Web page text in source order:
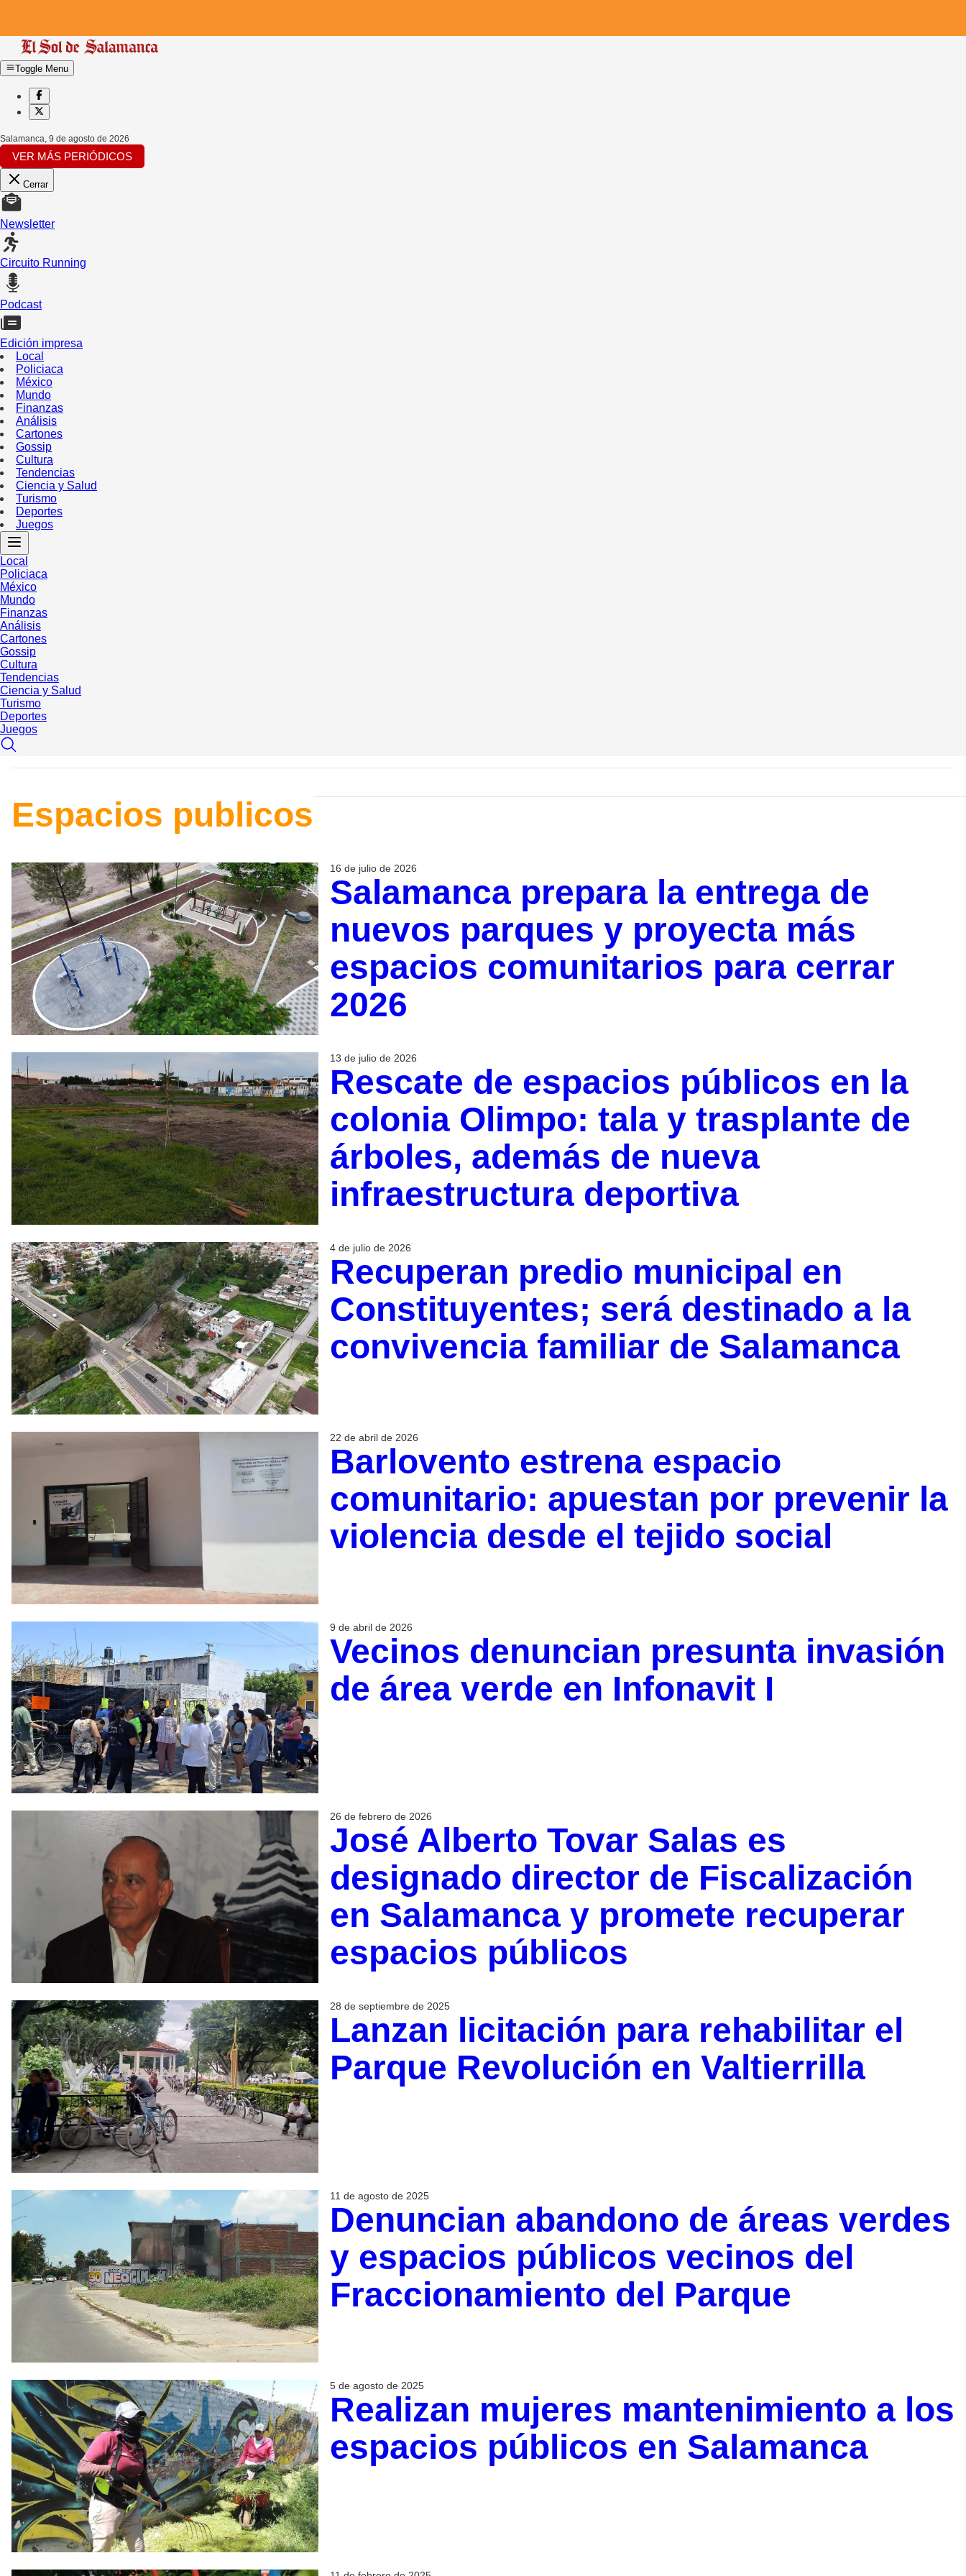
Toggle Menu
Salamanca, 9 de agosto de 2026
VER MÁS PERIÓDICOS
Cerrar
Newsletter
Circuito Running
Podcast
Edición impresa
Local
Policiaca
México
Mundo
Finanzas
Análisis
Cartones
Gossip
Cultura
Tendencias
Ciencia y Salud
Turismo
Deportes
Juegos
Local
Policiaca
México
Mundo
Finanzas
Análisis
Cartones
Gossip
Cultura
Tendencias
Ciencia y Salud
Turismo
Deportes
Juegos
Espacios publicos
16 de julio de 2026
Salamanca prepara la entrega de
nuevos parques y proyecta más
espacios comunitarios para cerrar
2026
13 de julio de 2026
Rescate de espacios públicos en la
colonia Olimpo: tala y trasplante de
árboles, además de nueva
infraestructura deportiva
4 de julio de 2026
Recuperan predio municipal en
Constituyentes; será destinado a la
convivencia familiar de Salamanca
22 de abril de 2026
Barlovento estrena espacio
comunitario: apuestan por prevenir la
violencia desde el tejido social
9 de abril de 2026
Vecinos denuncian presunta invasión
de área verde en Infonavit I
26 de febrero de 2026
José Alberto Tovar Salas es
designado director de Fiscalización
en Salamanca y promete recuperar
espacios públicos
28 de septiembre de 2025
Lanzan licitación para rehabilitar el
Parque Revolución en Valtierrilla
11 de agosto de 2025
Denuncian abandono de áreas verdes
y espacios públicos vecinos del
Fraccionamiento del Parque
5 de agosto de 2025
Realizan mujeres mantenimiento a los
espacios públicos en Salamanca